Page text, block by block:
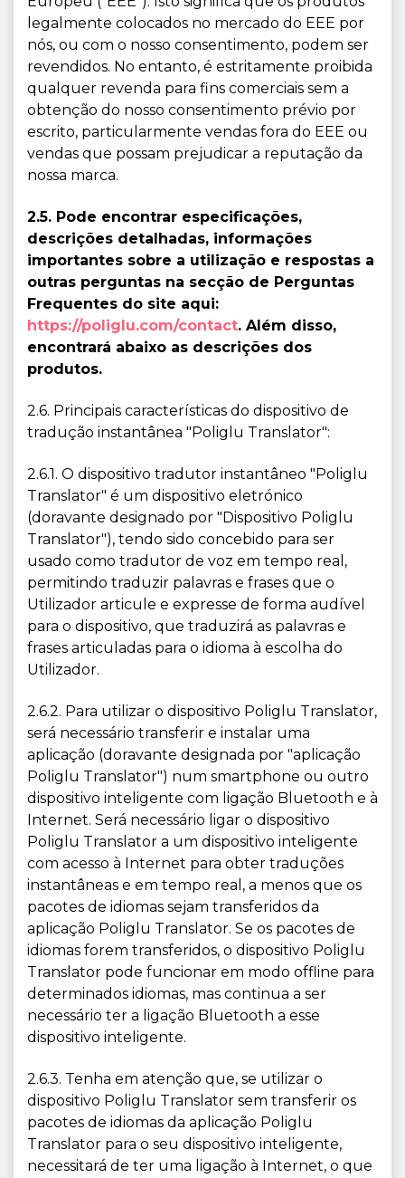
legalmente colocados no mercado do EEE por
nós, ou com o nosso consentimento, podem ser
revendidos. No entanto, é estritamente proibida
qualquer revenda para fins comerciais sem a
obtenção do nosso consentimento prévio por
escrito, particularmente vendas fora do EEE ou
vendas que possam prejudicar a reputação da
nossa marca.
2.5. Pode encontrar especificações,
descrições detalhadas, informações
importantes sobre a utilização e respostas a
outras perguntas na secção de Perguntas
Frequentes do site aqui:
https://poliglu.com/contact. Além disso,
encontrará abaixo as descrições dos
produtos.
2.6. Principais características do dispositivo de
tradução instantânea "Poliglu Translator":
2.6.1. O dispositivo tradutor instantâneo "Poliglu
Translator" é um dispositivo eletrónico
(doravante designado por "Dispositivo Poliglu
Translator"), tendo sido concebido para ser
usado como tradutor de voz em tempo real,
permitindo traduzir palavras e frases que o
Utilizador articule e expresse de forma audível
para o dispositivo, que traduzirá as palavras e
frases articuladas para o idioma à escolha do
Utilizador.
2.6.2. Para utilizar o dispositivo Poliglu Translator,
será necessário transferir e instalar uma
aplicação (doravante designada por "aplicação
Poliglu Translator") num smartphone ou outro
dispositivo inteligente com ligação Bluetooth e à
Internet. Será necessário ligar o dispositivo
Poliglu Translator a um dispositivo inteligente
com acesso à Internet para obter traduções
instantâneas e em tempo real, a menos que os
pacotes de idiomas sejam transferidos da
aplicação Poliglu Translator. Se os pacotes de
idiomas forem transferidos, o dispositivo Poliglu
Translator pode funcionar em modo offline para
determinados idiomas, mas continua a ser
necessário ter a ligação Bluetooth a esse
dispositivo inteligente.
2.6.3. Tenha em atenção que, se utilizar o
dispositivo Poliglu Translator sem transferir os
pacotes de idiomas da aplicação Poliglu
Translator para o seu dispositivo inteligente,
necessitará de ter uma ligação à Internet, o que